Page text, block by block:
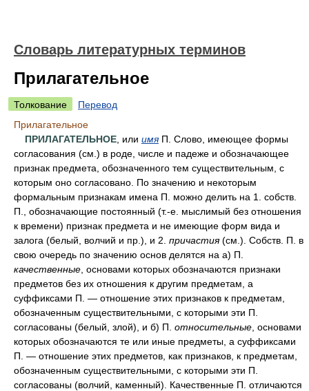
Словарь литературных терминов
Прилагательное
Толкование
Перевод
Прилагательное
ПРИЛАГАТЕЛЬНОЕ , или имяП. Слово, имеющее формы
согласования (см.) в роде, числе и падеже и обозначающее
признак предмета, обозначенного тем существительным, с
которым оно согласовано. По значению и некоторым
формальным признакам имена П. можно делить на 1. собств.
П., обозначающие постоянный (т.-е. мыслимый без отношения
к времени) признак предмета и не имеющие форм вида и
залога (белый, волчий и пр.), и 2. причастия(см.). Собств. П. в
свою очередь по значению основ делятся на а) П.
качественные , основами которых обозначаются признаки
предметов без их отношения к другим предметам, а
суффиксами П. — отношение этих признаков к предметам,
обозначенным существительными, с которыми эти П.
согласованы (белый, злой), и б) П. относительные , основами
которых обозначаются те или иные предметы, а суффиксами
П. — отношение этих предметов, как признаков, к предметам,
обозначенным существительными, с которыми эти П.
согласованы (волчий, каменный). Качественные П. отличаются